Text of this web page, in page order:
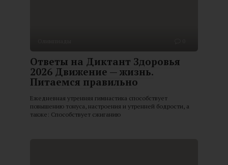
Ответы на Диктант Здоровья
2026 Движение — жизнь.
Питаемся правильно
Ежедневная утренняя гимнастика способствует
повышению тонуса, настроения и утренней бодрости, а
также: Способствует сжиганию